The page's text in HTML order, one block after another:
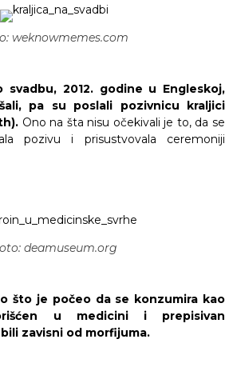
weknowmemes.com
svadbu, 2012. godine u Engleskoj,
pa su poslali pozivnicu kraljici
Ono na šta nisu očekivali je to, da se
pozivu i prisustvovala ceremoniji
deamuseum.org
što je počeo da se konzumira kao
u medicini i prepisivan
zavisni od morfijuma.